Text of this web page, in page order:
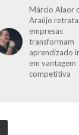
Márcio Alaor
Araújo
empresas
transformam
aprendizado
em vantagem
competitiva